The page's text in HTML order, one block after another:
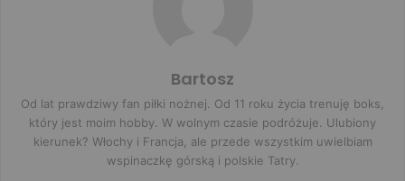
Bartosz
Od lat prawdziwy fan piłki nożnej. Od 11 roku życia trenuję boks,
który jest moim hobby. W wolnym czasie podróżuje. Ulubiony
kierunek? Włochy i Francja, ale przede wszystkim uwielbiam
wspinaczkę górską i polskie Tatry.